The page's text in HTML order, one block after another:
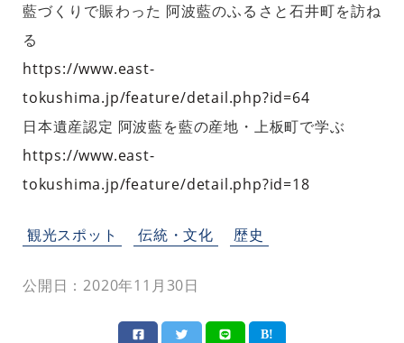
藍づくりで賑わった 阿波藍のふるさと石井町を訪ね
る
https://www.east-
tokushima.jp/feature/detail.php?id=64
日本遺産認定 阿波藍を藍の産地・上板町で学ぶ
https://www.east-
tokushima.jp/feature/detail.php?id=18
観光スポット 伝統・文化 歴史
公開日：2020年11月30日